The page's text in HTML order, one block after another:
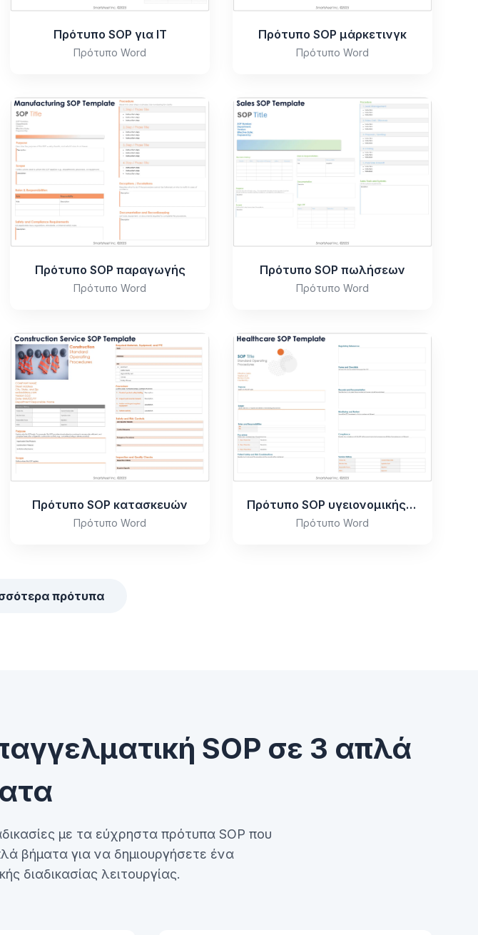
Πρότυπο SOP για IT
Πρότυπο Word
Πρότυπο SOP μάρκετινγκ
Πρότυπο Word
Πρότυπο SOP παραγωγής
Πρότυπο Word
Πρότυπο SOP πωλήσεων
Πρότυπο Word
Πρότυπο SOP κατασκευών
Πρότυπο Word
Πρότυπο SOP υγειονομικής περίθαλψης
Πρότυπο Word
πρότυπα
SOP σε 3 απλά
με τα εύχρηστα πρότυπα SOP που
βήματα για να δημιουργήσετε ένα
διαδικασίας λειτουργίας.